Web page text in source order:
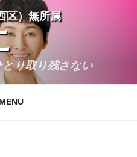
区）無所属
り取り残さない
MENU